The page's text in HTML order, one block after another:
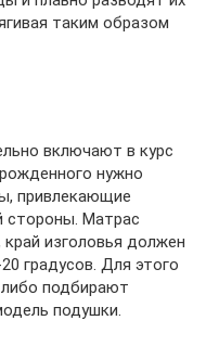
таким образом
включают в курс
нужно
привлекающие
стороны. Матрас
изголовья должен
градусов. Для этого
подбирают
подушки.